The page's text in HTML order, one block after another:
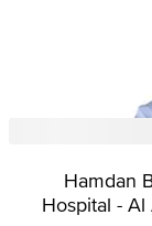
Hamdan
Hospital -